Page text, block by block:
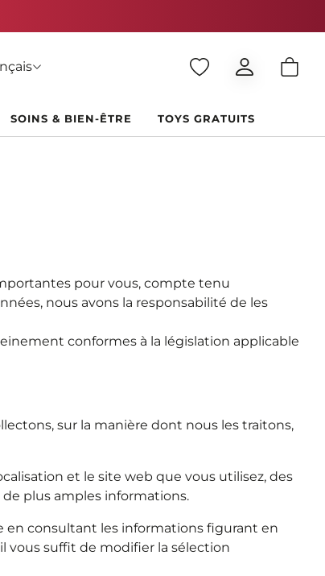
SOINS & BIEN-ÊTRE TOYS GRATUITS
pour vous, compte tenu
nous avons la responsabilité de les
conformes à la législation applicable
sur la manière dont nous les traitons,
et le site web que vous utilisez, des
plus amples informations.
en consultant les informations figurant en
vous suffit de modifier la sélection